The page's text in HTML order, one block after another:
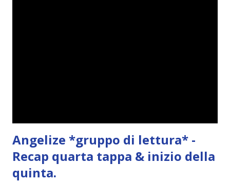
Angelize *gruppo di lettura* -
Recap quarta tappa & inizio della
quinta.